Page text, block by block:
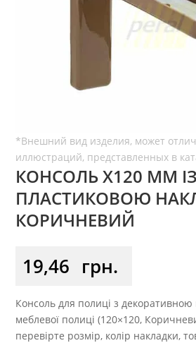
КОНСОЛЬ Х120 ММ ІЗ
ПЛАСТИКОВОЮ
КОРИЧНЕВИЙ
19,46 грн.
Консоль для полиці з
меблевої полиці (120×120,
перевірте розмір, колір накладки,